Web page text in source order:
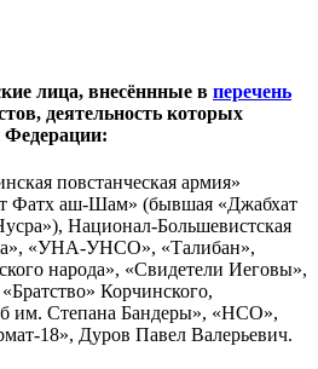
лица, внесённные в перечень
деятельность которых
Федерации:
повстанческая армия»
аш-Шам» (бывшая «Джабхат
Национал-Большевистская
«УНА-УНСО», «Талибан»,
народа», «Свидетели Иеговы»,
Корчинского,
им. Степана Бандеры», «НСО»,
18», Дуров Павел Валерьевич.